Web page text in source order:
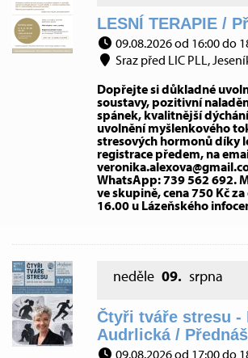
LESNÍ TERAPIE /
09.08.2026 od 16:00 do
Sraz před LIC PLL,
Dopřejte si důkladné
soustavy, pozitivní
spánek, kvalitnější
uvolnění myšlenkového
stresových hormonů díky
registrace předem, na
WhatsApp: 739 562 692.
ve skupině, cena 750 Kč
16.00 u Lázeňského
neděle 09. srpna
Čtyři tváře stresu -
Audrlická /
09.08.2026 od 17:00 do